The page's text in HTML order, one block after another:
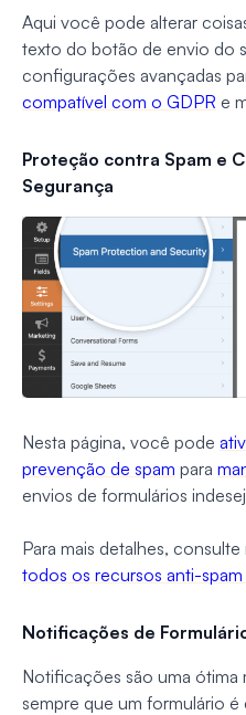
Aqui você pode alterar
texto do botão de envio do
configurações avançadas
compatível com o GDPR e
Proteção contra Spam e
Segurança
Nesta página, você pode
prevenção de spam para
envios de formulários
Para mais detalhes, consulte
todos os recursos anti-
Notificações de
Notificações são uma ótima
sempre que um formulário é